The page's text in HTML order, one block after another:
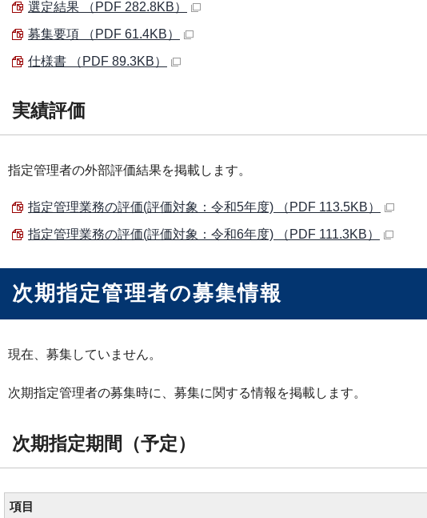
選定結果 （PDF 282.8KB）
募集要項 （PDF 61.4KB）
仕様書 （PDF 89.3KB）
実績評価
指定管理者の外部評価結果を掲載します。
指定管理業務の評価(評価対象：令和5年度) （PDF 113.5KB）
指定管理業務の評価(評価対象：令和6年度) （PDF 111.3KB）
次期指定管理者の募集情報
現在、募集していません。
次期指定管理者の募集時に、募集に関する情報を掲載します。
次期指定期間（予定）
項目